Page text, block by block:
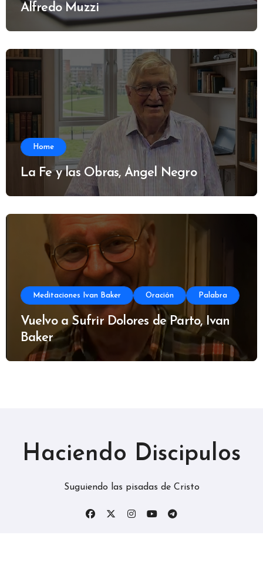
Alfredo Muzzi
Home
La Fe y las Obras, Ángel Negro
Meditaciones Ivan Baker Oración Palabra
Vuelvo a Sufrir Dolores de Parto, Ivan
Baker
Haciendo Discipulos
Suguiendo las pisadas de Cristo